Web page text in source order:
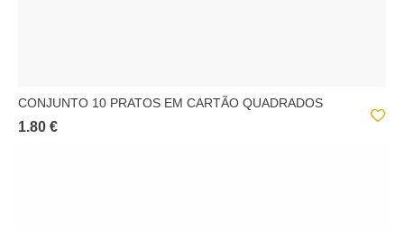
CONJUNTO 10 PRATOS EM CARTÃO QUADRADOS
1.80 €